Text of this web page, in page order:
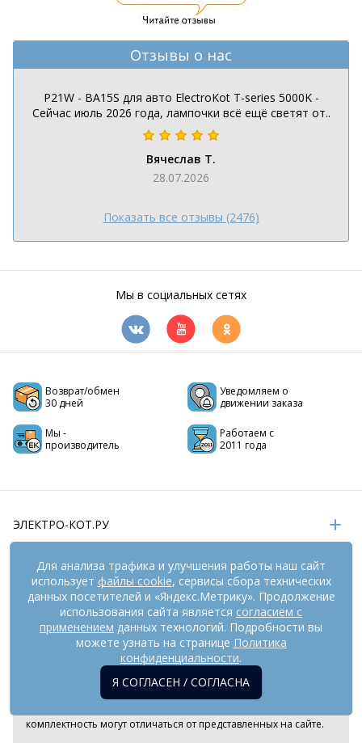
Отзывы о нас
P21W - BA15S для авто ElectroKot T-series 5000K -
Сейчас июль 2026 года, лампочки всё ещё светят от..
Вячеслав Т.
28.07.2026
Показать все отзывы (2476)
Мы в социальных сетях
Возврат/обмен
30 дней
Уведомляем о
движении заказа
Мы -
производитель
Работаем с
2011 года
ЭЛЕКТРО-КОТ.РУ
ИНФОРМАЦИЯ
РЕКВИЗИТЫ
На информационном ресурсе применяются
рекомендательные технологии (информационные технологии
предоставления информации на основе сбора,
систематизации и анализа сведений, относящихся к
предпочтениям пользователей сети «Интернет», находящихся
комплектность могут отличаться от представленных на сайте.
Для анализа трафика и улучшения работы наш сайт
использует файлы cookie, сервисы сбора технических
данных посетителей и «Яндекс.Метрику». Продолжение
использования сайта является согласием с
применением данных технологий. Подробности вы
можете узнать на странице Политика
конфиденциальности.
Я СОГЛАСЕН / СОГЛАСНА